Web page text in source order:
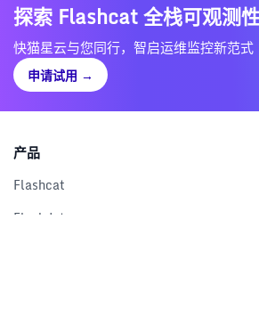
探索 Flashcat 全栈可观测
快猫星云与您同行，智启运维监控新范式
申请试用 →
产品
Flashcat
Flashduty